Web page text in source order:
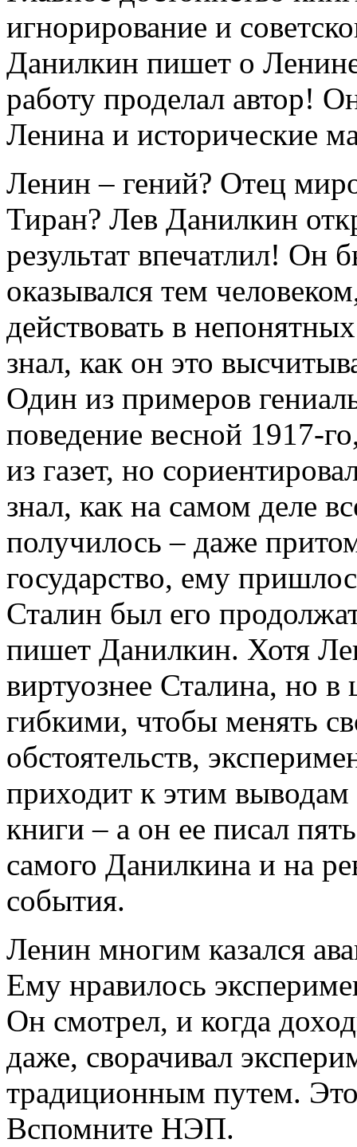
игнорирование и
Данилкин пишет о
работу проделал автор!
Ленина и исторические
Ленин – гений? Отец
Тиран? Лев Данилкин
результат впечатлил! Он
оказывался тем
действовать в
знал, как он это
Один из примеров
поведение весной 1917-
из газет, но
знал, как на самом деле
получилось – даже
государство, ему
Сталин был его
пишет Данилкин. Хотя
виртуознее Сталина, но
гибкими, чтобы менять
обстоятельств,
приходит к этим
книги – а он ее писал
самого Данилкина и на
события.
Ленин многим казался
Ему нравилось
Он смотрел, и когда
даже, сворачивал
традиционным путем.
Вспомните НЭП.